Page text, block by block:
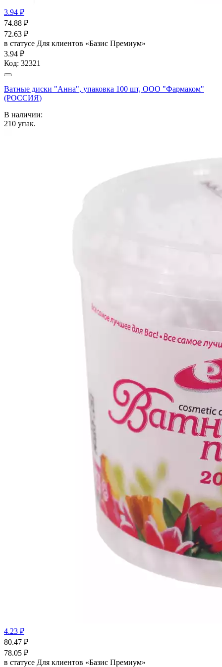
3.94 ₽
74.88 ₽
72.63 ₽
в статусе Для клиентов «Базис Премиум»
3.94 ₽
Код: 32321
Ватные диски "Анна", упаковка 100 шт, ООО "Фармаком"
(РОССИЯ)
В наличии:
210 упак.
4.23 ₽
80.47 ₽
78.05 ₽
в статусе Для клиентов «Базис Премиум»